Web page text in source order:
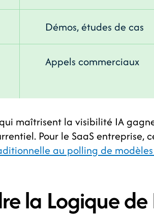
Démos, études de cas
Appels commerciaux
qui maîtrisent la visibilité IA
Pour le SaaS entreprise,
au polling de
la Logique